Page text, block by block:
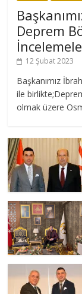
Deprem
12 Şubat 2023
Başkanımız
ile
olmak üzere